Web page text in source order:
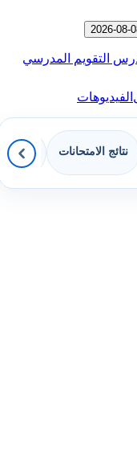
التقويم المدرسي
الفيديوهات
نتائج الامتحانات